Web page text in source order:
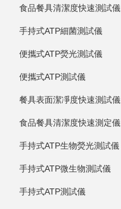
食品餐具清潔度快速測試儀
手持式ATP細菌測試儀
便攜式ATP熒光測試儀
便攜式ATP測試儀
餐具表面潔凈度快速測試儀
食品餐具清潔度快速測定儀
手持式ATP生物熒光測試儀
手持式ATP微生物測試儀
手持式ATP測試儀